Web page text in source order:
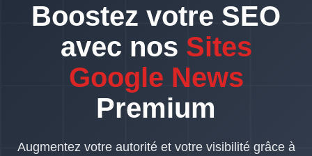
Boostez votre SEO
avec nos Sites
Google News
Premium
Augmentez votre autorité et votre visibilité grâce à